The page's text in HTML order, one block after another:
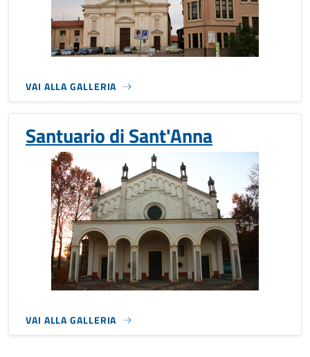
VAI ALLA GALLERIA
Santuario di Sant'Anna
VAI ALLA GALLERIA